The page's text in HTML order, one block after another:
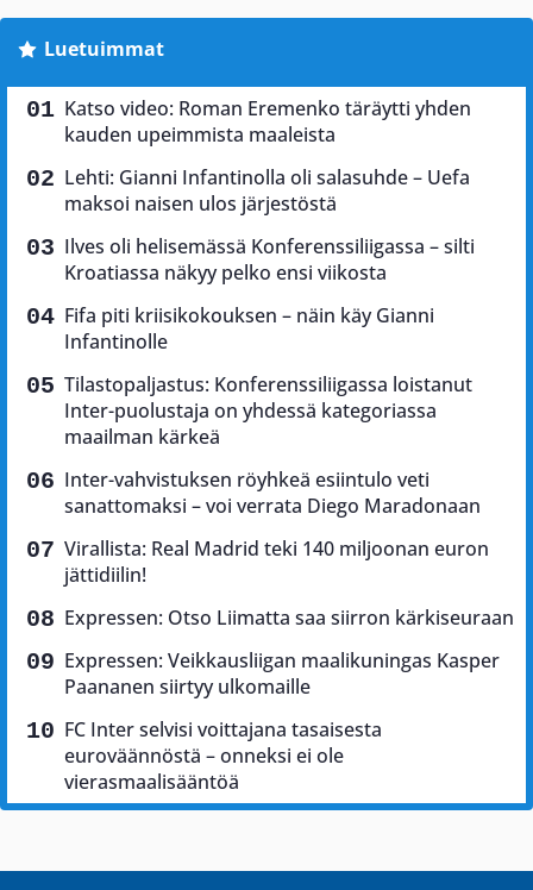
Luetuimmat
Katso video: Roman Eremenko täräytti yhden
kauden upeimmista maaleista
Lehti: Gianni Infantinolla oli salasuhde – Uefa
maksoi naisen ulos järjestöstä
Ilves oli helisemässä Konferenssiliigassa – silti
Kroatiassa näkyy pelko ensi viikosta
Fifa piti kriisikokouksen – näin käy Gianni
Infantinolle
Tilastopaljastus: Konferenssiliigassa loistanut
Inter-puolustaja on yhdessä kategoriassa
maailman kärkeä
Inter-vahvistuksen röyhkeä esiintulo veti
sanattomaksi – voi verrata Diego Maradonaan
Virallista: Real Madrid teki 140 miljoonan euron
jättidiilin!
Expressen: Otso Liimatta saa siirron kärkiseuraan
Expressen: Veikkausliigan maalikuningas Kasper
Paananen siirtyy ulkomaille
FC Inter selvisi voittajana tasaisesta
euroväännöstä – onneksi ei ole
vierasmaalisääntöä